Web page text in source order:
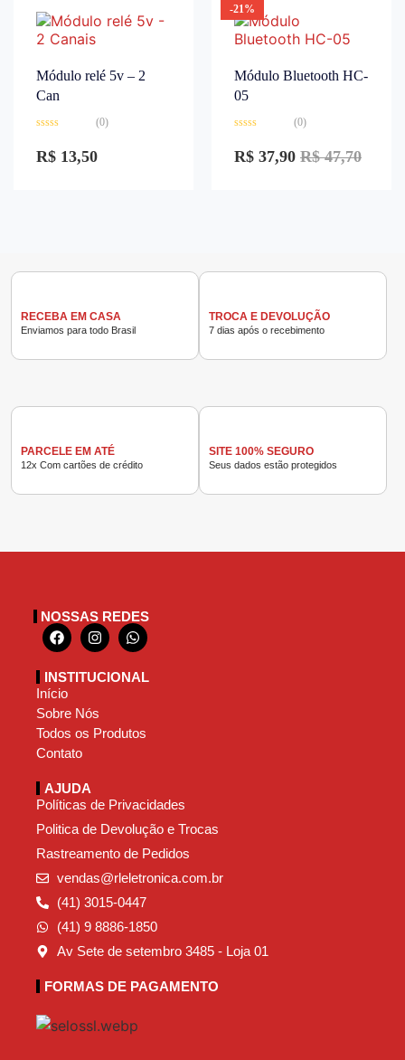
Módulo relé 5v – 2
Can
0
de
(0)
R$ 13,50
-21%
Módulo Bluetooth HC-
05
0
de
(0)
R$47,70
R$ 37,90
RECEBA EM CASA
Enviamos para todo Brasil
TROCA E DEVOLUÇÃO
7 dias após o recebimento
PARCELE EM ATÉ
12x Com cartões de crédito
SITE 100% SEGURO
Seus dados estão protegidos
NOSSAS REDES
INSTITUCIONAL
Início
Sobre Nós
Todos os Produtos
Contato
AJUDA
Políticas de Privacidades
Politica de Devolução e Trocas
Rastreamento de Pedidos
vendas@rleletronica.com.br
(41) 3015-0447
(41) 9 8886-1850
Av Sete de setembro 3485 - Loja 01
FORMAS DE PAGAMENTO